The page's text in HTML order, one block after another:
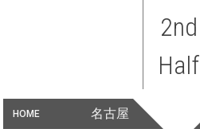
2nd
Half
HOME 名古屋